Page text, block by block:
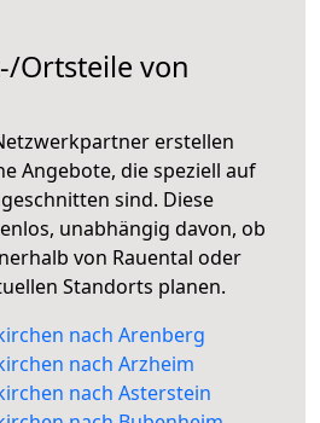
Ortsteile von
erstellen
Angebote, die speziell auf
sind. Diese
unabhängig davon, ob
von Rauental oder
Standorts planen.
nach Arenberg
nach Arzheim
nach Asterstein